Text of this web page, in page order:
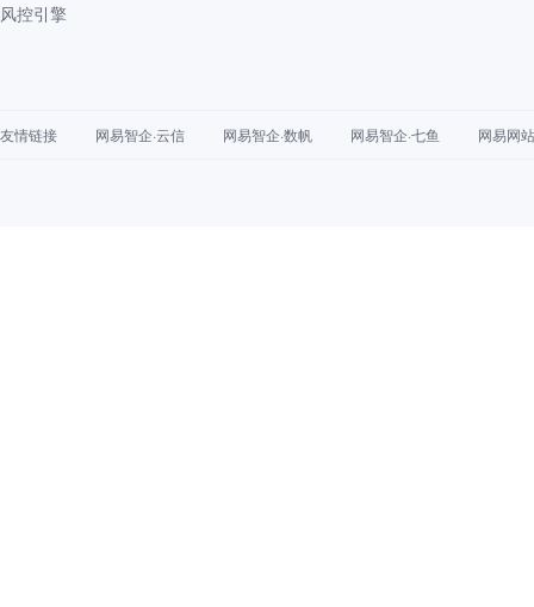
风控引擎
友情链接 网易智企·云信 网易智企·数帆 网易智企·七鱼 网易网